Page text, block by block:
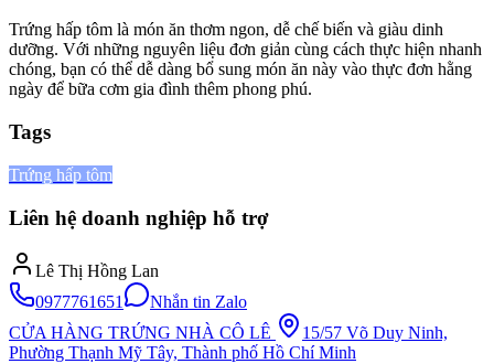
Trứng hấp tôm là món ăn thơm ngon, dễ chế biến và giàu dinh
dưỡng. Với những nguyên liệu đơn giản cùng cách thực hiện nhanh
chóng, bạn có thể dễ dàng bổ sung món ăn này vào thực đơn hằng
ngày để bữa cơm gia đình thêm phong phú.
Tags
Trứng hấp tôm
Liên hệ doanh nghiệp hỗ trợ
Lê Thị Hồng Lan
0977761651
Nhắn tin Zalo
CỬA HÀNG TRỨNG NHÀ CÔ LÊ
15/57 Võ Duy Ninh,
Phường Thạnh Mỹ Tây, Thành phố Hồ Chí Minh